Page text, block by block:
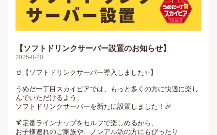
【ソフトドリンクサーバー設置のお知らせ】
2025-8-20
🥤【ソフトドリンクサーバー導入しました✨】
うめだ一丁目スカイビアでは、もっと多くの方に快適に楽し
んでいただけるよう、
ソフトドリンクサーバーを新たに設置しました！🎉
🍹定番ラインナップをセルフで楽しめるから、
お子様連れのご家族や、ノンアル派の方にもぴったり